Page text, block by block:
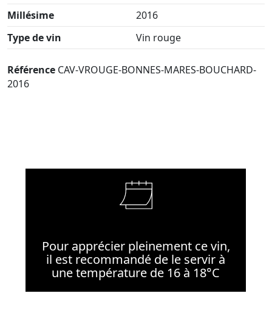
Millésime
2016
Type de vin
Vin rouge
Référence CAV-VROUGE-BONNES-MARES-BOUCHARD-
2016
Pour apprécier pleinement ce vin,
il est recommandé de le servir à
une température de 16 à 18°C